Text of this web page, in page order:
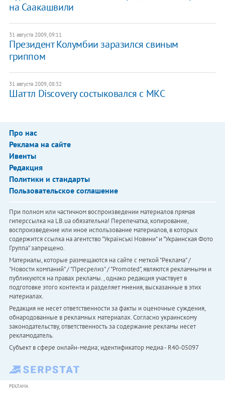
на Саакашвили
31 августа 2009, 09:11
Президент Колумбии заразился свиным
гриппом
31 августа 2009, 08:32
Шаттл Discovery состыковался с МКС
Про нас
Реклама на сайте
Ивенты
Редакция
Политики и стандарты
Пользовательское соглашение
При полном или частичном воспроизведении материалов прямая
гиперссылка на LB.ua обязательна! Перепечатка, копирование,
воспроизведение или иное использование материалов, в которых
содержится ссылка на агентство "Українськi Новини" и "Украинская Фото
Группа" запрещено.
Материалы, которые размещаются на сайте с меткой "Реклама" /
"Новости компаний" / "Пресрелиз" / "Promoted", являются рекламными и
публикуются на правах рекламы. , однако редакция участвует в
подготовке этого контента и разделяет мнения, высказанные в этих
материалах.
Редакция не несет ответственности за факты и оценочные суждения,
обнародованные в рекламных материалах. Согласно украинскому
законодательству, ответственность за содержание рекламы несет
рекламодатель.
Субъект в сфере онлайн-медиа; идентификатор медиа - R40-05097
РЕКЛАМА